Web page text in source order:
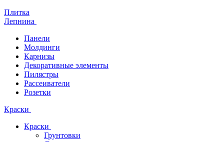
Плитка
Лепнина
Панели
Молдинги
Карнизы
Декоративные элементы
Пилястры
Рассеиватели
Розетки
Краски
Краски
Грунтовки